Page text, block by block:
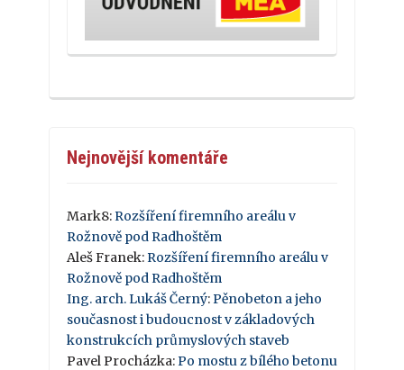
Nejnovější komentáře
Mark8: Rozšíření firemního areálu v
Rožnově pod Radhoštěm
Aleš Franek: Rozšíření firemního areálu v
Rožnově pod Radhoštěm
Ing. arch. Lukáš Černý: Pěnobeton a jeho
současnost i budoucnost v základových
konstrukcích průmyslových staveb
Pavel Procházka: Po mostu z bílého betonu